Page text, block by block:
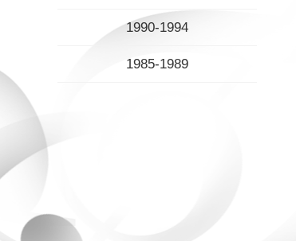
1990-1994
1985-1989